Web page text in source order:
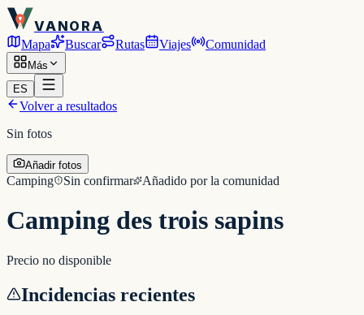
VANORA
Mapa Buscar Rutas Viajes Comunidad
Más
ES
Volver a resultados
Sin fotos
Añadir fotos
Camping Sin confirmar Añadido por la comunidad
Camping des trois sapins
Precio no disponible
Incidencias recientes